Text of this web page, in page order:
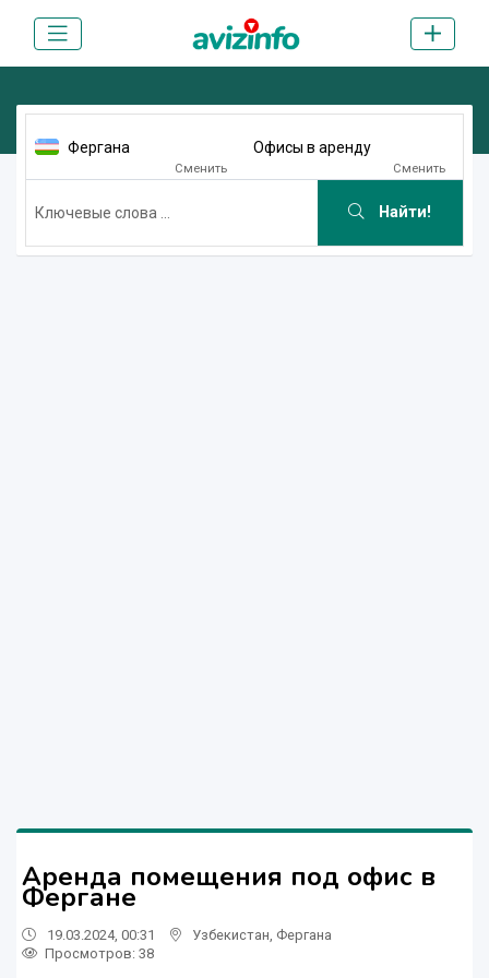
Фергана
Сменить
Офисы в аренду
Сменить
Найти!
Аренда помещения под офис в
Фергане
19.03.2024, 00:31 Узбекистан Фергана
Просмотров: 38